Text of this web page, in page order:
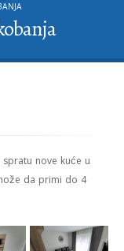
nove kuće u
da primi do 4